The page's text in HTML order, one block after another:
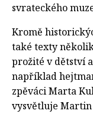
svrateckého
Kromě
také texty
prožité v dětství
například
zpěváci Marta
vysvětluje